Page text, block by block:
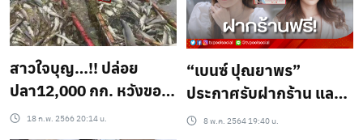
สาวใจบุญ…!! ปล่อย
ปลา12,000 กก. หวังขอ
พรให้ครอบครัว ทำปลา
หมดทั้งทะเลสาบ
18 ก.พ. 2566 20:14 น.
“เบนซ์ ปุณยาพร”
ประกาศรับฝากร้าน และ
รีวิวสินค้าให้ฟรี เพื่อช่วย
8 พ.ค. 2564 19:40 น.